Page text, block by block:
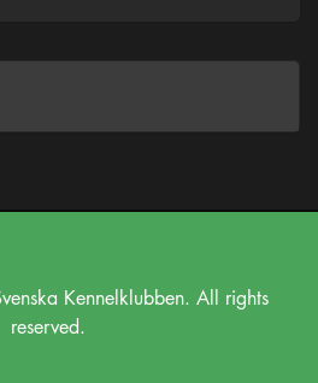
Kennelklubben. All rights
reserved.